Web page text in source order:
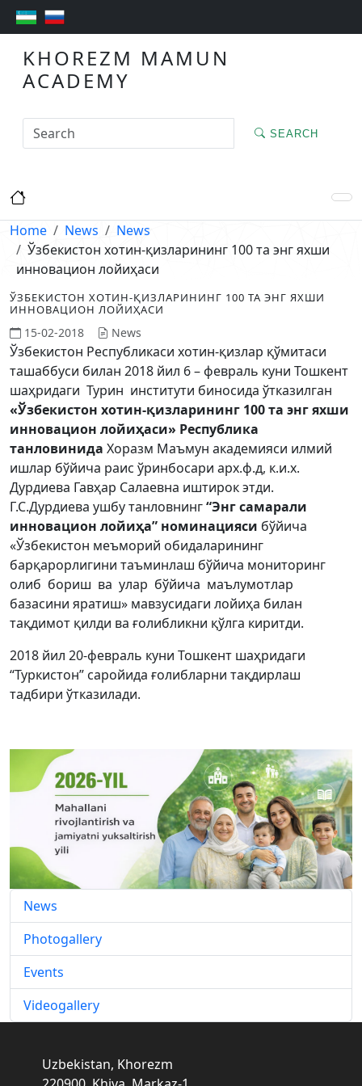
KHOREZM MAMUN
ACADEMY
SEARCH
Home News
News
Ўзбекистон хотин-қизларининг 100 та энг яхши
инновацион лойиҳаси
ЎЗБЕКИСТОН ХОТИН-ҚИЗЛАРИНИНГ 100 ТА ЭНГ ЯХШИ
ИННОВАЦИОН ЛОЙИҲАСИ
15-02-2018 News
Ўзбекистон Республикаси хотин-қизлар қўмитаси
ташаббуси билан 2018 йил 6 – февраль куни Тошкент
шаҳридаги Турин институти биносида ўтказилган
«Ўзбекистон хотин-қизларининг 100 та энг яхши
инновацион лойиҳаси» Республика
танловинида Хоразм Маъмун академияси илмий
ишлар бўйича раис ўринбосари арх.ф.д, к.и.х.
Дурдиева Гавҳар Салаевна иштирок этди.
Г.С.Дурдиева ушбу танловнинг“Энг самарали
инновацион лойиҳа” номинацияси бўйича
«Ўзбекистон меъморий обидаларининг
барқарорлигини таъминлаш бўйича мониторинг
олиб бориш ва улар бўйича маълумотлар
базасини яратиш» мавзусидаги лойиҳа билан
тақдимот қилди ва ғолибликни қўлга киритди.
2018 йил 20-февраль куни Тошкент шаҳридаги
“Туркистон” саройида ғолибларни тақдирлаш
тадбири ўтказилади.
News
Photogallery
Events
Videogallery
Uzbekistan, Khorezm